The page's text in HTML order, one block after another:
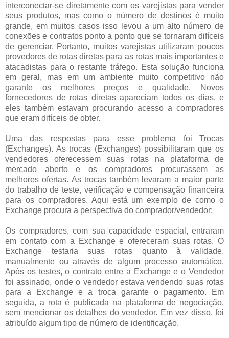
interconectar-se diretamente com os varejistas para vender
seus produtos, mas como o número de destinos é muito
grande, em muitos casos isso levou a um alto número de
conexões e contratos ponto a ponto que se tornaram difíceis
de gerenciar. Portanto, muitos varejistas utilizaram poucos
provedores de rotas diretas para as rotas mais importantes e
atacadistas para o restante tráfego. Esta solução funciona
em geral, mas em um ambiente muito competitivo não
garante os melhores preços e qualidade. Novos
fornecedores de rotas diretas apareciam todos os dias, e
eles também estavam procurando acesso a compradores
que eram difíceis de obter.
Uma das respostas para esse problema foi Trocas
(Exchanges). As trocas (Exchanges) possibilitaram que os
vendedores oferecessem suas rotas na plataforma de
mercado aberto e os compradores procurassem as
melhores ofertas. As trocas também levaram a maior parte
do trabalho de teste, verificação e compensação financeira
para os compradores. Aqui está um exemplo de como o
Exchange procura a perspectiva do comprador/vendedor:
Os compradores, com sua capacidade espacial, entraram
em contato com a Exchange e ofereceram suas rotas. O
Exchange testaria suas rotas quanto à validade,
manualmente ou através de algum processo automático.
Após os testes, o contrato entre a Exchange e o Vendedor
foi assinado, onde o vendedor estava vendendo suas rotas
para a Exchange e a troca garante o pagamento. Em
seguida, a rota é publicada na plataforma de negociação,
sem mencionar os detalhes do vendedor. Em vez disso, foi
atribuído algum tipo de número de identificação.